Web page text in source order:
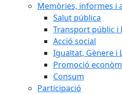
Memòries, informes i
Salut pública
Transport públic i
Acció social
Igualtat, Gènere i
Promoció
Consum
Participació